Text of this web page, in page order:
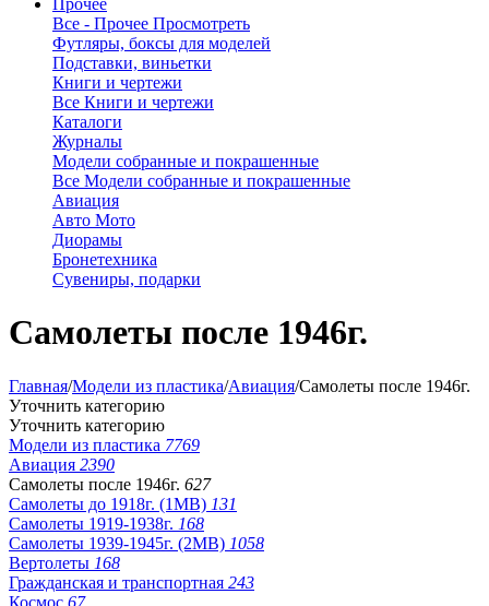
Прочее
Все - Прочее Просмотреть
Футляры, боксы для моделей
Подставки, виньетки
Книги и чертежи
Все Книги и чертежи
Каталоги
Журналы
Модели собранные и покрашенные
Все Модели собранные и покрашенные
Авиация
Авто Мото
Диорамы
Бронетехника
Сувениры, подарки
Самолеты после 1946г.
Главная/Модели из пластика/Авиация/Самолеты после 1946г.
Уточнить категорию
Уточнить категорию
Модели из пластика 7769
Авиация 2390
Самолеты после 1946г. 627
Самолеты до 1918г. (1МВ) 131
Самолеты 1919-1938г. 168
Самолеты 1939-1945г. (2МВ) 1058
Вертолеты 168
Гражданская и транспортная 243
Космос 67